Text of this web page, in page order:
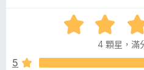
器
p
評
價
分
4 顆星，滿
5